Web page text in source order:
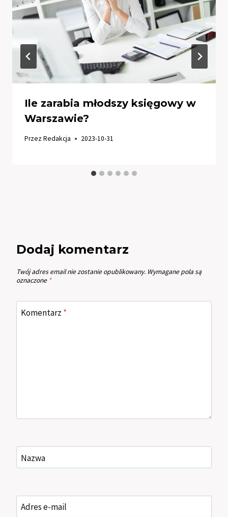
Ile zarabia młodszy księgowy w
Warszawie?
PrzezRedakcja 2023-10-31
Dodaj komentarz
Twój adres email nie zostanie opublikowany. Wymagane pola są
oznaczone *
Komentarz *
Nazwa
Adres e-mail